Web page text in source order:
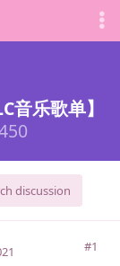
音乐歌单】
discussion
#1